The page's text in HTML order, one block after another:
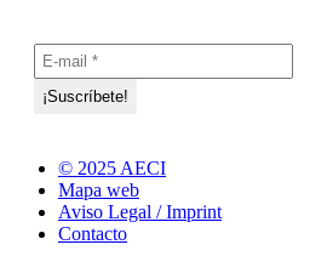
© 2025 AECI
Mapa web
Aviso Legal / Imprint
Contacto